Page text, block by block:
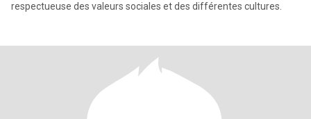
respectueuse des valeurs sociales et des différentes cultures.